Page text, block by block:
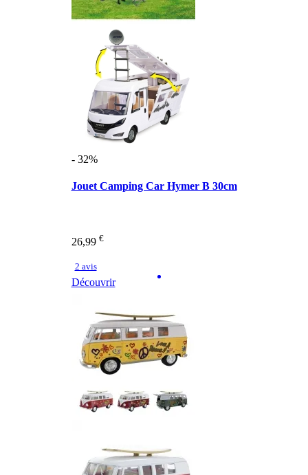
- 32%
Jouet Camping Car Hymer B 30cm
26,99 €
2 avis
Découvrir